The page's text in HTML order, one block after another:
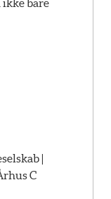
ikke bare
|
C